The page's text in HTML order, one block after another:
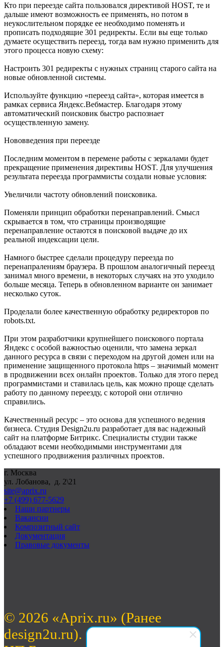
Кто при переезде сайта пользовался директивой HOST, те и
дальше имеют возможность ее применять, но потом в
неукослительном порядке ее необходимо поменять и
прописать подходящие 301 редиректы. Если вы еще только
думаете осуществить переезд, тогда вам нужно применить для
этого процесса новую схему:
Настроить 301 редиректы с нужных страниц старого сайта на
новые обновленной системы.
Используйте функцию «переезд сайта», которая имеется в
рамках сервиса Яндекс.Вебмастер. Благодаря этому
автоматический поисковик быстро распознает
осуществленную замену.
Нововведения при переезде
Последним моментом в перемене работы с зеркалами будет
прекращение применения директивы HOST. Для улучшения
результата переезда программисты создали новые условия:
Увеличили частоту обновлений поисковика.
Поменяли принцип обработки перенаправлений. Смысл
скрывается в том, что страницы производящие
перенаправление остаются в поисковой выдаче до их
реальной индексации цели.
Намного быстрее сделали процедуру переезда по
перенапралениям браузера. В прошлом аналогичный переезд
занимал много времени, в некоторых случаях на это уходило
больше месяца. Теперь в обновленном варианте он занимает
несколько суток.
Проделали более качественную обработку редиректоров по
robots.txt.
При этом разработчики крупнейшего поискового портала
Яндекс с особой важностью оценили, что замена зеркал
данного ресурса в связи с переходом на другой домен или на
применение защищенного протокола https – значимый момент
в продвижении всех онлайн проектов. Только для этого перед
программистами и ставилась цель, как можно проще сделать
работу по данному переезду, с которой они отлично
справились.
Качественный ресурс – это основа для успешного ведения
бизнеса. Студия Design2u.ru разработает для вас надежный
сайт на платформе Битрикс. Специалисты студии также
обладают всеми необходимыми инструментами для
успешного продвижения различных проектов.
г. Москва
ул. Лобанова, д. 2\21
site@aprix.ru
+7 (499) 677-5629
Наши партнеры
Вакансии
Композитный сайт
Документация
Правовые документы
© 2026 «Aprix.ru» (Ранее
design2u.ru).